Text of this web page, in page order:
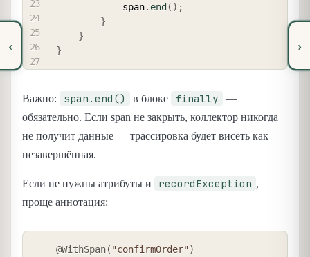
‹
            span
. end ( ) ;
}
}
}
Важно: span.end() в блоке finally
—
обязательно. Если span не закрыть, коллектор никогда
не получит данные — трассировка будет висеть как
незавершённая.
Если не нужны атрибуты и recordException ,
проще аннотация:
@WithSpan( "confirmOrder")
›